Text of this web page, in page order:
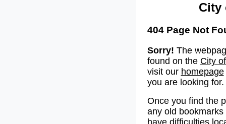
City
404 Page Not
Sorry! The
found on the City
visit our homepage
you are looking for.
Once you find the
any old
have difficulties